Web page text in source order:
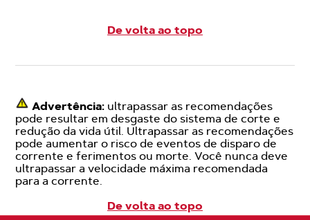
De volta ao topo
Advertência: ultrapassar as recomendações
pode resultar em desgaste do sistema de corte e
redução da vida útil. Ultrapassar as recomendações
pode aumentar o risco de eventos de disparo de
corrente e ferimentos ou morte. Você nunca deve
ultrapassar a velocidade máxima recomendada
para a corrente.
De volta ao topo